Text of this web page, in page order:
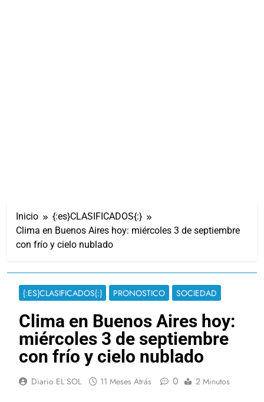
Inicio
{:es}CLASIFICADOS{:}
Clima en Buenos Aires hoy: miércoles 3 de septiembre
con frío y cielo nublado
{:ES}CLASIFICADOS{:} PRONOSTICO SOCIEDAD
Clima en Buenos Aires hoy:
miércoles 3 de septiembre
con frío y cielo nublado
Diario EL SOL 11 Meses Atrás 0 2 Minutos